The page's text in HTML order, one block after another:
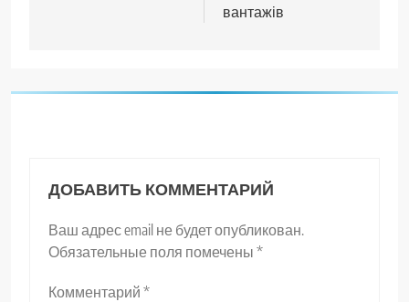
вантажів
ДОБАВИТЬ КОММЕНТАРИЙ
Ваш адрес email не будет опубликован.
Обязательные поля помечены *
Комментарий *